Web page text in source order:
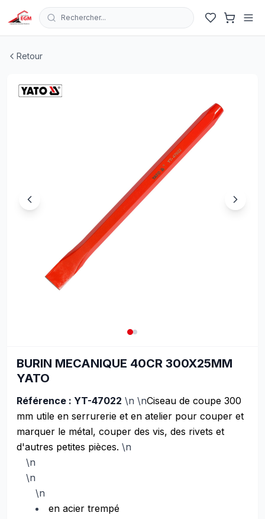
Rechercher...
Retour
BURIN MECANIQUE 40CR 300X25MM
YATO
Référence : YT-47022 \n \nCiseau de coupe 300
mm utile en serrurerie et en atelier pour couper et
marquer le métal, couper des vis, des rivets et
d'autres petites pièces. \n
\n
\n
\n
en acier trempé